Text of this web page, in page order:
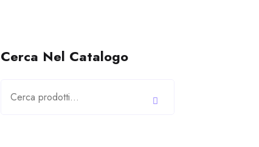
Cerca Nel Catalogo